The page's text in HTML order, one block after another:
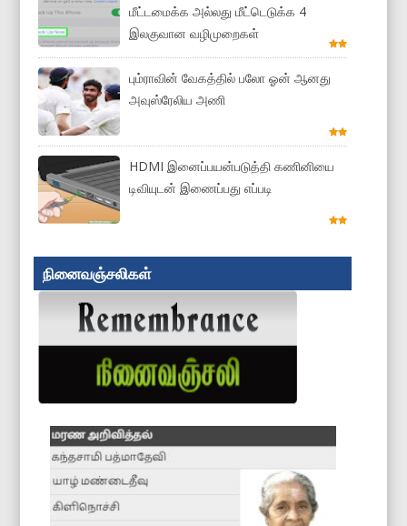
மீட்டமைக்க அல்லது மீட்டெடுக்க 4
இலகுவான வழிமுறைகள்
பும்ராவின் வேகத்தில் பலோ ஓன் ஆனது
அவுஸ்ரேலிய அணி
HDMI இனைப்பயன்படுத்தி கணினியை
டிவியுடன் இணைப்பது எப்படி
நினைவஞ்சலிகள்